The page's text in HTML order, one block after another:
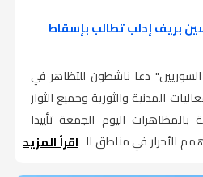
بريف إدلب تطالب بإسقاط
دعا ناشطون للتظاهر في
المدنية والثورية وجميع الثوار
بالمظاهرات اليوم الجمعة تأييدا
الأحرار في مناطق النظام لإعلان
اقرأ المزيد